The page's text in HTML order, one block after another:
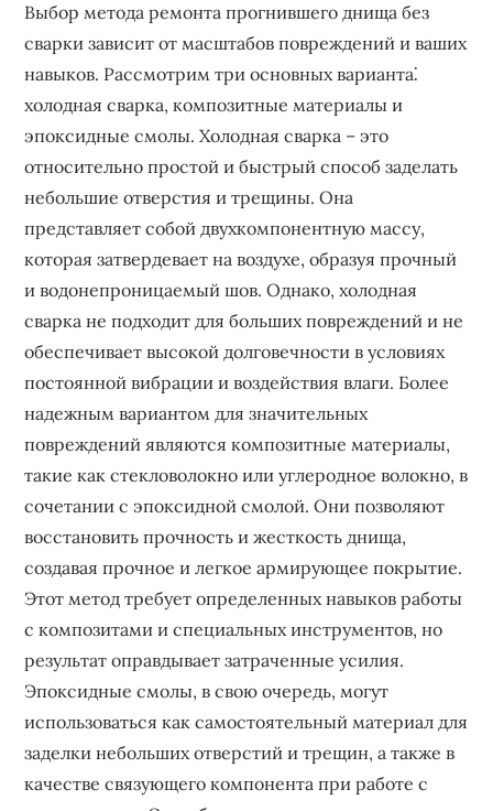
Выбор метода ремонта прогнившего днища без
сварки зависит от масштабов повреждений и ваших
навыков. Рассмотрим три основных варианта⁚
холодная сварка, композитные материалы и
эпоксидные смолы. Холодная сварка – это
относительно простой и быстрый способ заделать
небольшие отверстия и трещины. Она
представляет собой двухкомпонентную массу,
которая затвердевает на воздухе, образуя прочный
и водонепроницаемый шов. Однако, холодная
сварка не подходит для больших повреждений и не
обеспечивает высокой долговечности в условиях
постоянной вибрации и воздействия влаги. Более
надежным вариантом для значительных
повреждений являются композитные материалы,
такие как стекловолокно или углеродное волокно, в
сочетании с эпоксидной смолой. Они позволяют
восстановить прочность и жесткость днища,
создавая прочное и легкое армирующее покрытие.
Этот метод требует определенных навыков работы
с композитами и специальных инструментов, но
результат оправдывает затраченные усилия.
Эпоксидные смолы, в свою очередь, могут
использоваться как самостоятельный материал для
заделки небольших отверстий и трещин, а также в
качестве связующего компонента при работе с